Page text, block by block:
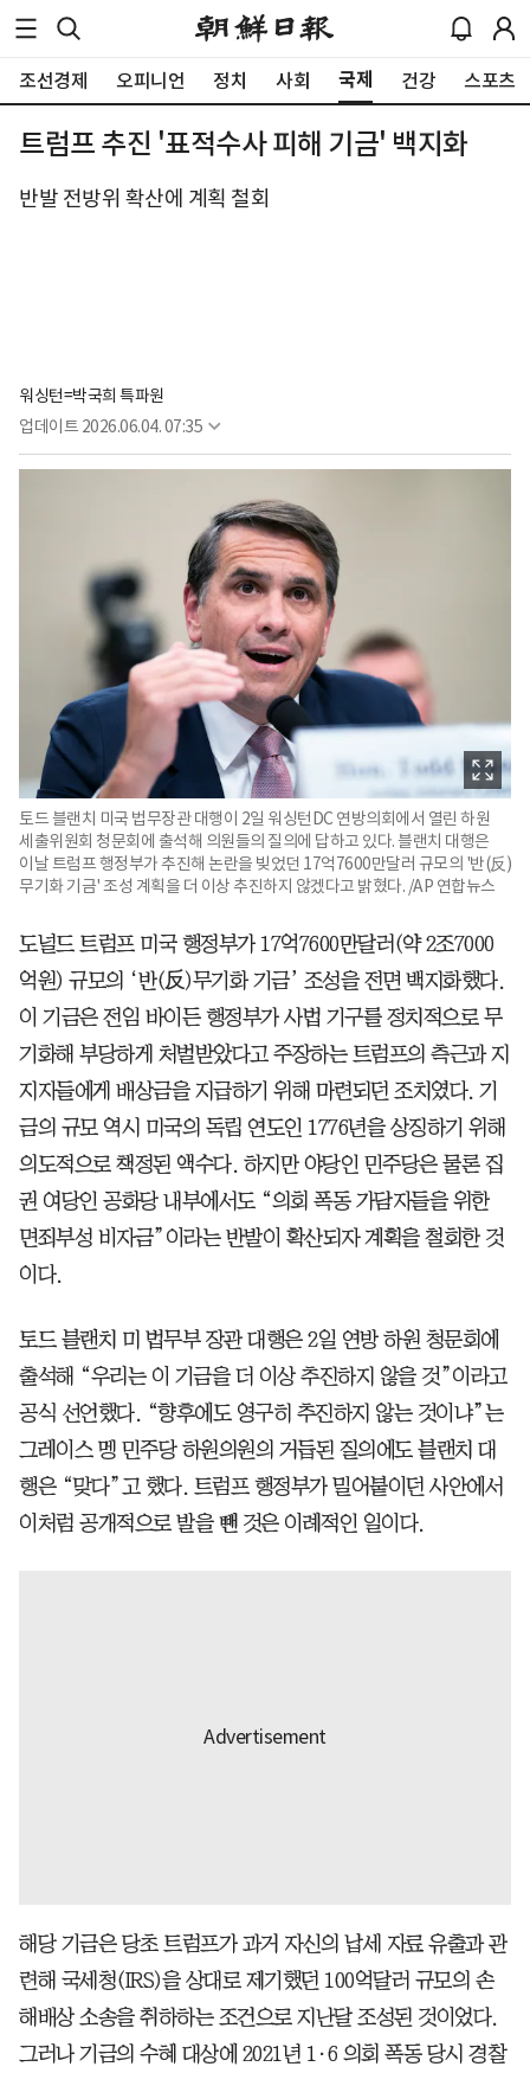
조선경제 오피니언 정치 사회 국제 건강 스포츠
트럼프 추진 '표적수사 피해 기금' 백지화
반발 전방위 확산에 계획 철회
워싱턴=박국희 특파원
업데이트 2026.06.04. 07:35
토드 블랜치 미국 법무장관 대행이 2일 워싱턴DC 연방의회에서 열린 하원
세출위원회 청문회에 출석해 의원들의 질의에 답하고 있다. 블랜치 대행은
이날 트럼프 행정부가 추진해 논란을 빚었던 17억7600만달러 규모의 '반(反)
무기화 기금' 조성 계획을 더 이상 추진하지 않겠다고 밝혔다. /AP 연합뉴스
도널드 트럼프 미국 행정부가 17억7600만달러(약 2조7000
억원) 규모의 ‘반(反)무기화 기금’ 조성을 전면 백지화했다.
이 기금은 전임 바이든 행정부가 사법 기구를 정치적으로 무
기화해 부당하게 처벌받았다고 주장하는 트럼프의 측근과 지
지자들에게 배상금을 지급하기 위해 마련되던 조치였다. 기
금의 규모 역시 미국의 독립 연도인 1776년을 상징하기 위해
의도적으로 책정된 액수다. 하지만 야당인 민주당은 물론 집
권 여당인 공화당 내부에서도 “의회 폭동 가담자들을 위한
면죄부성 비자금”이라는 반발이 확산되자 계획을 철회한 것
이다.
토드 블랜치 미 법무부 장관 대행은 2일 연방 하원 청문회에
출석해 “우리는 이 기금을 더 이상 추진하지 않을 것”이라고
공식 선언했다. “향후에도 영구히 추진하지 않는 것이냐”는
그레이스 멩 민주당 하원의원의 거듭된 질의에도 블랜치 대
행은 “맞다”고 했다. 트럼프 행정부가 밀어붙이던 사안에서
이처럼 공개적으로 발을 뺀 것은 이례적인 일이다.
해당 기금은 당초 트럼프가 과거 자신의 납세 자료 유출과 관
련해 국세청(IRS)을 상대로 제기했던 100억달러 규모의 손
해배상 소송을 취하하는 조건으로 지난달 조성된 것이었다.
그러나 기금의 수혜 대상에 2021년 1·6 의회 폭동 당시 경찰